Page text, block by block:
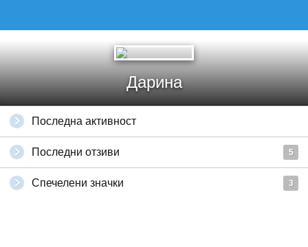
Дарина
Последна активност
Последни отзиви 5
Спечелени значки 3